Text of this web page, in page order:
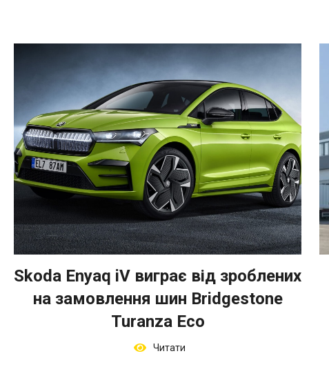
Skoda Enyaq iV виграє від зроблених
на замовлення шин Bridgestone
Turanza Eco
Читати